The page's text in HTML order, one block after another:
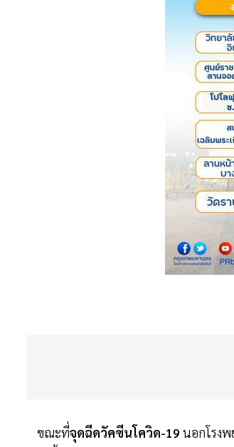
ขณะที่จุดฉีดวัคซีนโควิด-19 นอกโรง